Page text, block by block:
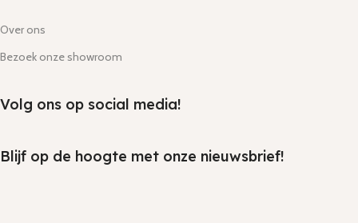
Over ons
Bezoek onze showroom
Volg ons op social media!
Blijf op de hoogte met onze nieuwsbrief!